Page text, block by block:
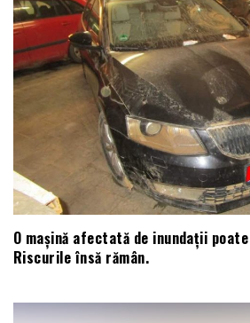
O mașină afectată de inundații
Riscurile însă rămân.